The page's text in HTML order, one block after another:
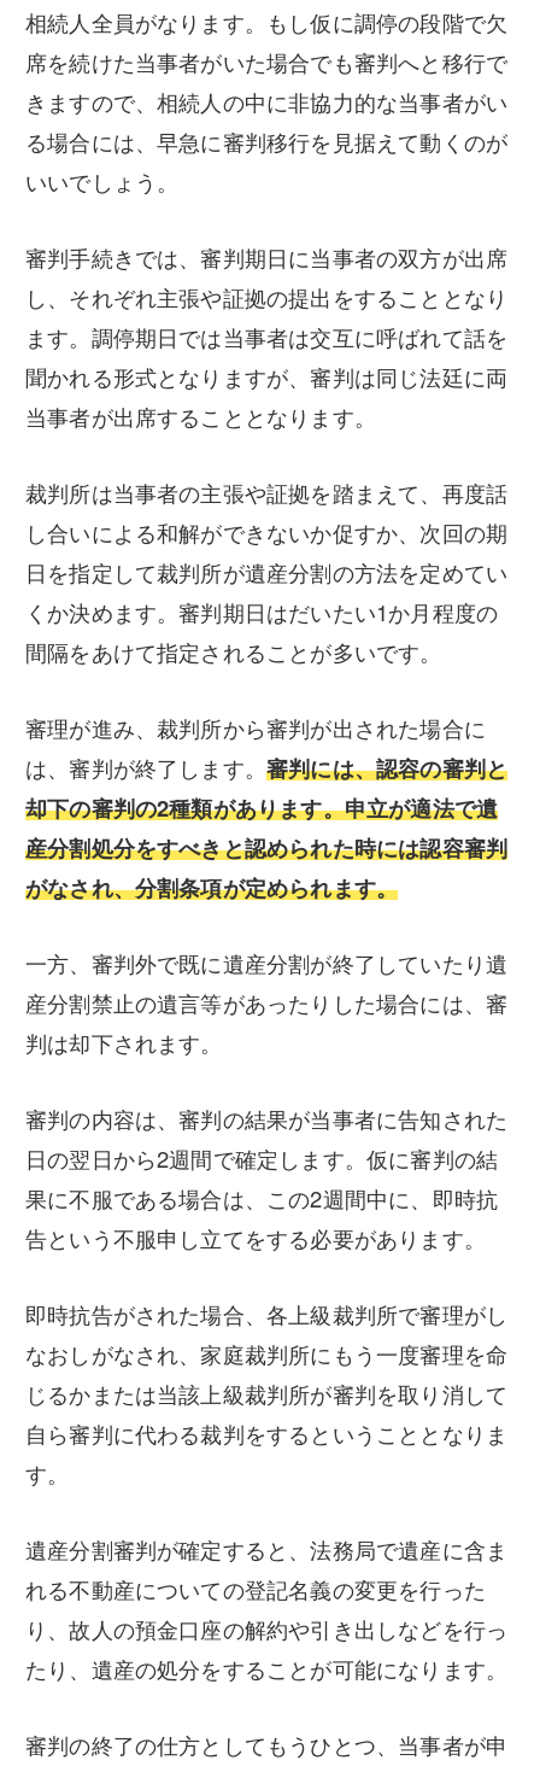
相続人全員がなります。もし仮に調停の段階で欠
席を続けた当事者がいた場合でも審判へと移行で
きますので、相続人の中に非協力的な当事者がい
る場合には、早急に審判移行を見据えて動くのが
いいでしょう。
審判手続きでは、審判期日に当事者の双方が出席
し、それぞれ主張や証拠の提出をすることとなり
ます。調停期日では当事者は交互に呼ばれて話を
聞かれる形式となりますが、審判は同じ法廷に両
当事者が出席することとなります。
裁判所は当事者の主張や証拠を踏まえて、再度話
し合いによる和解ができないか促すか、次回の期
日を指定して裁判所が遺産分割の方法を定めてい
くか決めます。審判期日はだいたい1か月程度の
間隔をあけて指定されることが多いです。
審理が進み、裁判所から審判が出された場合に
は、審判が終了します。審判には、認容の審判と
却下の審判の2種類があります。申立が適法で遺
産分割処分をすべきと認められた時には認容審判
がなされ、分割条項が定められます。
一方、審判外で既に遺産分割が終了していたり遺
産分割禁止の遺言等があったりした場合には、審
判は却下されます。
審判の内容は、審判の結果が当事者に告知された
日の翌日から2週間で確定します。仮に審判の結
果に不服である場合は、この2週間中に、即時抗
告という不服申し立てをする必要があります。
即時抗告がされた場合、各上級裁判所で審理がし
なおしがなされ、家庭裁判所にもう一度審理を命
じるかまたは当該上級裁判所が審判を取り消して
自ら審判に代わる裁判をするということとなりま
す。
遺産分割審判が確定すると、法務局で遺産に含ま
れる不動産についての登記名義の変更を行った
り、故人の預金口座の解約や引き出しなどを行っ
たり、遺産の処分をすることが可能になります。
審判の終了の仕方としてもうひとつ、当事者が申